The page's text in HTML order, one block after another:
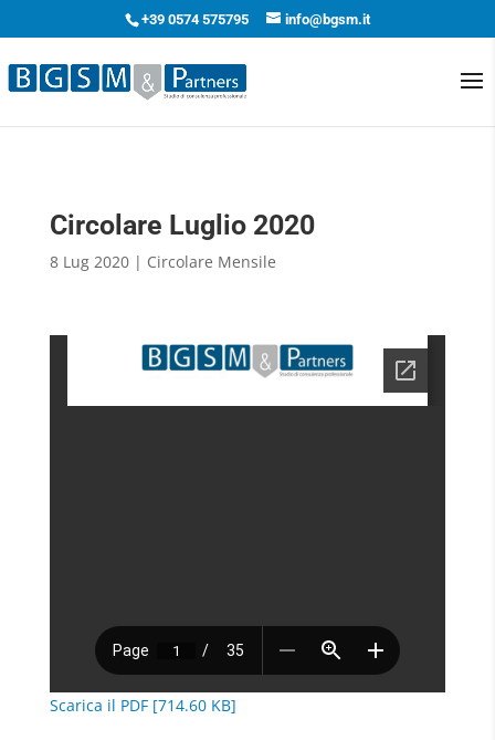
+39 0574 575795 info@bgsm.it
Circolare Luglio 2020
8 Lug 2020| Circolare Mensile
Scarica il PDF [714.60 KB]